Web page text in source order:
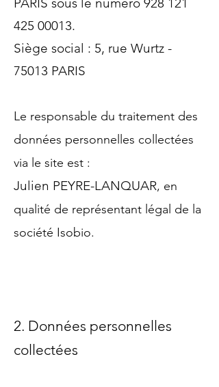
425 00013.
Siège social : 5, rue Wurtz -
75013 PARIS
Le responsable du traitement des
données personnelles collectées
via le site est :
Julien PEYRE-LANQUAR, en
qualité de représentant légal de la
société Isobio.
2. Données personnelles
collectées